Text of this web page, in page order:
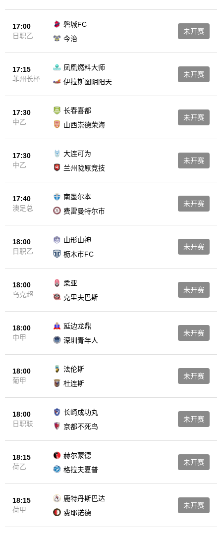
17:00
日职乙
磐城FC
今治
未开赛
17:15
菲州长杯
凤凰燃料大师
伊拉斯图阴阳天
未开赛
17:30
中乙
长春喜都
山西崇德荣海
未开赛
17:30
中乙
大连可为
兰州陇原竞技
未开赛
17:40
澳足总
南墨尔本
费雷曼特尔市
未开赛
18:00
日职乙
山形山神
枥木市FC
未开赛
18:00
乌克超
柔亚
克里夫巴斯
未开赛
18:00
中甲
延边龙鼎
深圳青年人
未开赛
18:00
葡甲
法伦斯
杜连斯
未开赛
18:00
日职联
长崎成功丸
京都不死鸟
未开赛
18:15
荷乙
赫尔蒙德
格拉夫夏普
未开赛
18:15
荷甲
鹿特丹斯巴达
费耶诺德
未开赛